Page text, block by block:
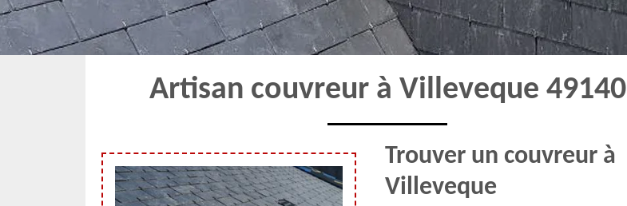
Artisan couvreur à Villeveque 49140
Trouver un couvreur à
Villeveque